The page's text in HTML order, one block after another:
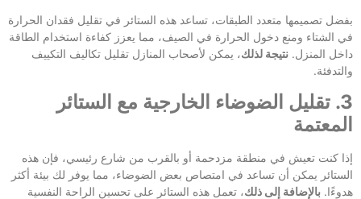
بفضل تصميمها متعدد الطبقات، تساعد هذه الستائر في تقليل فقدان الحرارة
في الشتاء ومنع دخول الحرارة في الصيف، مما يعزز كفاءة استخدام الطاقة
داخل المنزل. نتيجة لذلك، يمكن لأصحاب المنازل تقليل تكاليف التكييف
والتدفئة.
3. تقليل الضوضاء الخارجية مع الستائر
المعتمة
إذا كنت تعيش في منطقة مزدحمة أو بالقرب من شارع رئيسي، فإن هذه
الستائر يمكن أن تساعد في امتصاص بعض الضوضاء، مما يوفر لك بيئة أكثر
هدوءًا. بالإضافة إلى ذلك، تعمل هذه الستائر على تحسين الراحة النفسية